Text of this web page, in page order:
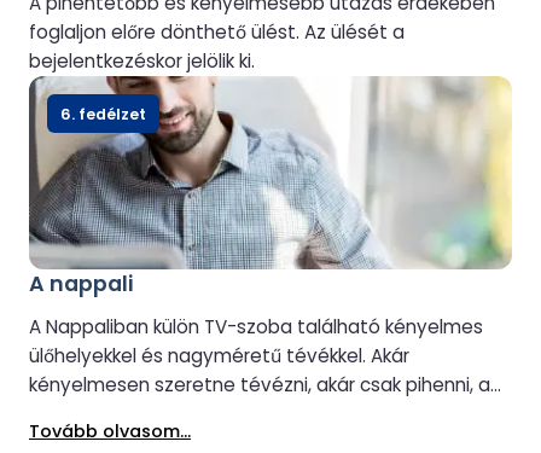
foglaljon előre dönthető ülést. Az ülését a
bejelentkezéskor jelölik ki.
A nappali
A Nappaliban külön TV-szoba található kényelmes
ülőhelyekkel és nagyméretű tévékkel. Akár
kényelmesen szeretne tévézni, akár csak pihenni, a
Tovább olvasom...
6. fedélzet